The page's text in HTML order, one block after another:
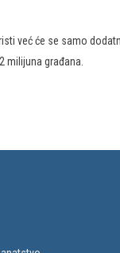
već će se samo
milijuna građana.